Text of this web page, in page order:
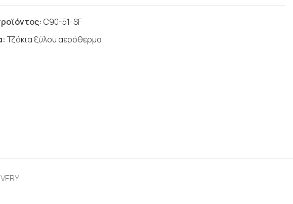
C90-51-SF
Τζάκια ξύλου αερόθερμα